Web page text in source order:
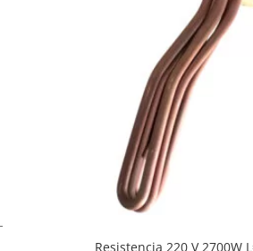
Resistencia 220 V 2700W